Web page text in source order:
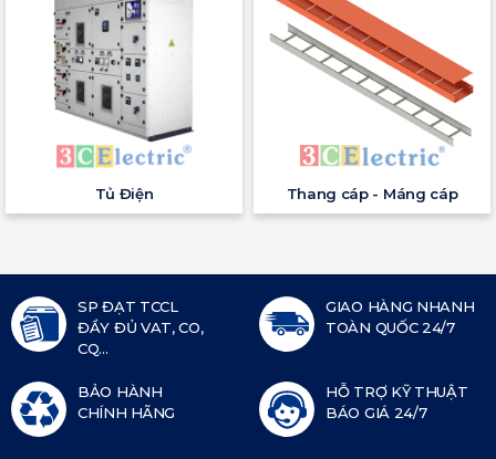
Tủ Điện Thang cáp - Máng cáp
SP ĐẠT TCCL
ĐẦY ĐỦ VAT, CO,
CQ...
GIAO HÀNG NHANH
TOÀN QUỐC 24/7
BẢO HÀNH
CHÍNH HÃNG
HỖ TRỢ KỸ THUẬT
BÁO GIÁ 24/7